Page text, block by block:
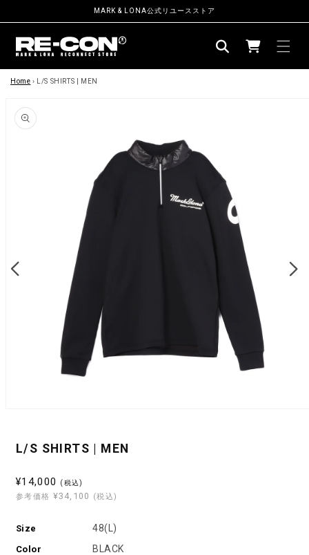
ツ
に
進
む
MARK & LONA公式リユースストア
ー
Home › L/S SHIRTS | MEN
商
品
情
に
ス
L/S SHIRTS | MEN
セ
ー
価
格
¥14,000 (税込)
参考価格 ¥34,100 (税込)
Size 48(L)
Color BLACK